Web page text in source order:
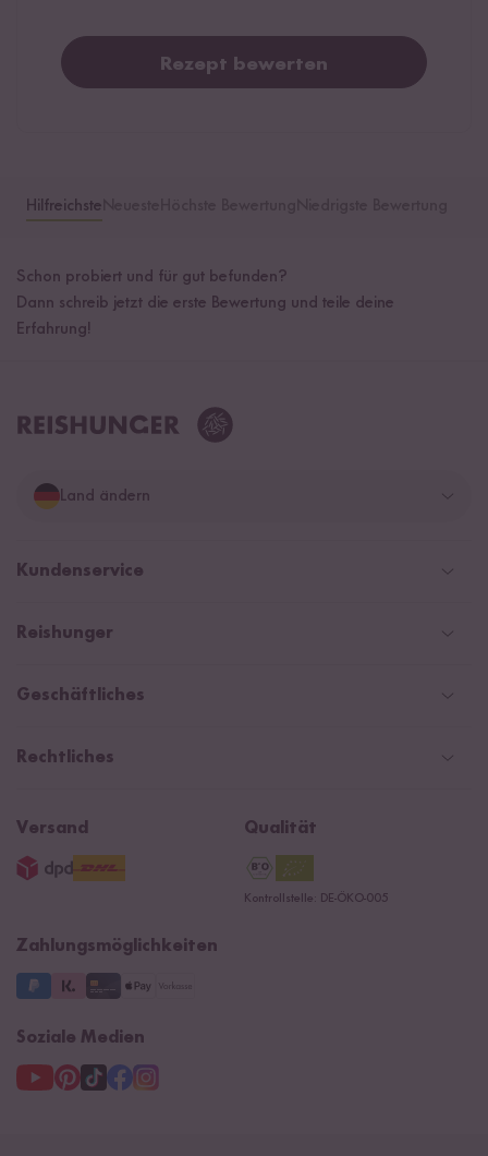
Rezept bewerten
Hilfreichste
Schon probiert und für gut befunden?
Dann schreib jetzt die erste Bewertung und teile deine
Erfahrung!
Land ändern
Deutschland
Niederlande
Kundenservice
Help Center & FAQ
Zahlarten
Kontaktformular
Reishunger
Newsletter
Magazin & News
Navacopah
15 Jahre Reishunger
Geschäftliches
Social Media Kooperationen
B2B
Jobs
Rechtliches
Datenschutzerklärung
3 Jahre Garantie
Versand Qualität
Kontrollstelle: DE-ÖKO-005
Zahlungsmöglichkeiten
Soziale Medien